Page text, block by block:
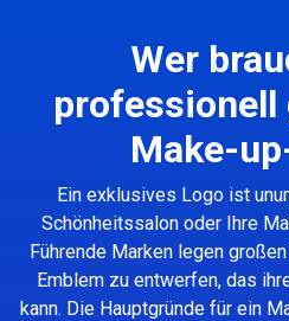
Wer
professionell
Make-
Ein exklusives Logo ist
Schönheitssalon oder Ihre
Führende Marken legen
Emblem zu entwerfen, das
kann. Die Hauptgründe für ein